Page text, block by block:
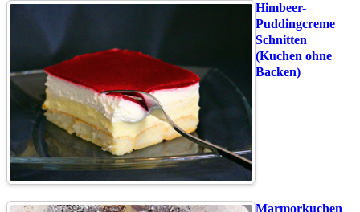
Himbeer-
Puddingcreme
Schnitten
(Kuchen ohne
Backen)
Marmorkuchen